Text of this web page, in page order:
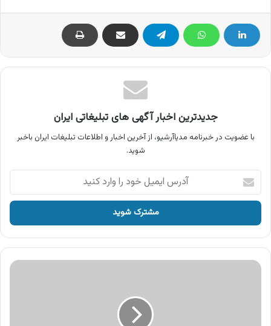
جدیدترین اخبار آگهی های تبلیغاتی ایران
با عضویت در خبرنامه مدیاآرشیو، از آخرین اخبار و اطلاعات تبلیغات ایران باخبر
شوید.
آدرس
ایمیل
خود
وارد
کنید
آگهی